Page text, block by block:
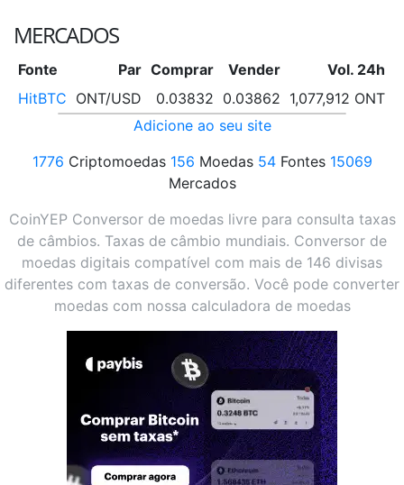
MERCADOS
Fonte Par Comprar Vender Vol. 24h
HitBTC ONT/USD 0.03832 0.03862 1,077,912 ONT
Adicione ao seu site
1776 Criptomoedas 156 Moedas 54Fontes 15069
Mercados
CoinYEP Conversor de moedas livre para consulta taxas
de câmbios. Taxas de câmbio mundiais. Conversor de
moedas digitais compatível com mais de 146 divisas
diferentes com taxas de conversão. Você pode converter
moedas com nossa calculadora de moedas